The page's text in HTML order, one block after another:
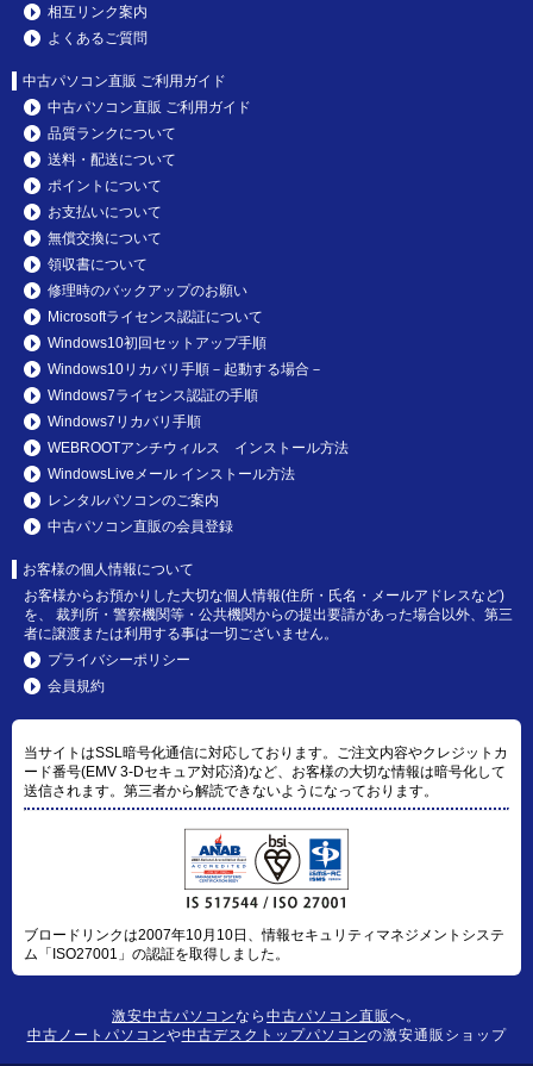
相互リンク案内
よくあるご質問
中古パソコン直販 ご利用ガイド
中古パソコン直販 ご利用ガイド
品質ランクについて
送料・配送について
ポイントについて
お支払いについて
無償交換について
領収書について
修理時のバックアップのお願い
Microsoftライセンス認証について
Windows10初回セットアップ手順
Windows10リカバリ手順－起動する場合－
Windows7ライセンス認証の手順
Windows7リカバリ手順
WEBROOTアンチウィルス インストール方法
WindowsLiveメール インストール方法
レンタルパソコンのご案内
中古パソコン直販の会員登録
お客様の個人情報について
お客様からお預かりした大切な個人情報(住所・氏名・メールアドレスなど)
を、 裁判所・警察機関等・公共機関からの提出要請があった場合以外、第三
者に譲渡または利用する事は一切ございません。
プライバシーポリシー
会員規約
当サイトはSSL暗号化通信に対応しております。ご注文内容やクレジットカ
ード番号(EMV 3-Dセキュア対応済)など、お客様の大切な情報は暗号化して
送信されます。第三者から解読できないようになっております。
ブロードリンクは2007年10月10日、情報セキュリティマネジメントシステ
ム「ISO27001」の認証を取得しました。
激安中古パソコンなら 中古パソコン直販へ。
中古ノートパソコンや中古デスクトップパソコンの激安通販ショップ